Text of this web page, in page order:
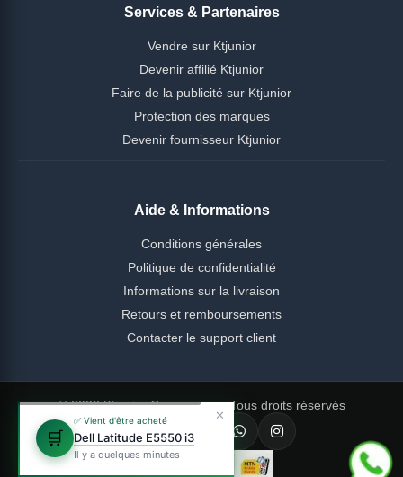
Services & Partenaires
Vendre sur Ktjunior
Devenir affilié Ktjunior
Faire de la publicité sur Ktjunior
Protection des marques
Devenir fournisseur Ktjunior
Aide & Informations
Conditions générales
Politique de confidentialité
Informations sur la livraison
Retours et remboursements
Contacter le support client
© 2026 Ktjunior Cameroun — Tous droits réservés
🛒
✅ Vient d'être acheté
Dell Latitude E5550 i3
Il y a quelques minutes
✕